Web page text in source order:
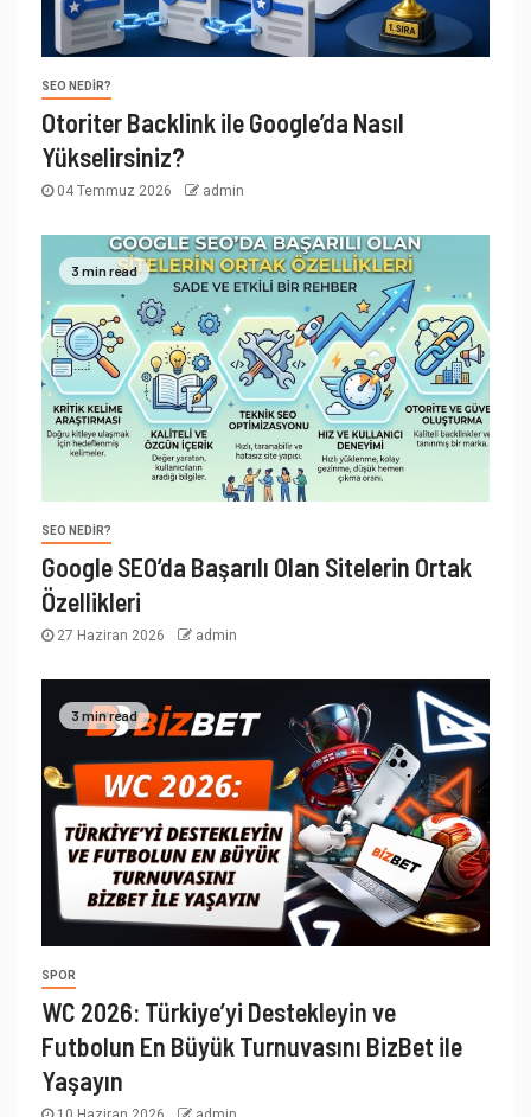
SEO NEDIR?
Otoriter Backlink ile Google’da Nasıl
Yükselirsiniz?
04 Temmuz 2026 admin
3 min read
SEO NEDIR?
Google SEO’da Başarılı Olan Sitelerin Ortak
Özellikleri
27 Haziran 2026 admin
3 min read
SPOR
WC 2026: Türkiye’yi Destekleyin ve
Futbolun En Büyük Turnuvasını BizBet ile
Yaşayın